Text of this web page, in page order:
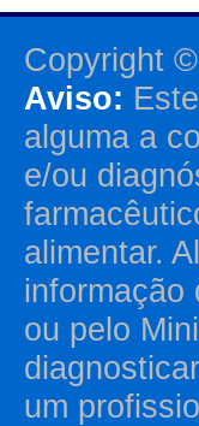
Copyright
Aviso:
alguma a
e/ou
alimentar.
informação
ou pelo
um